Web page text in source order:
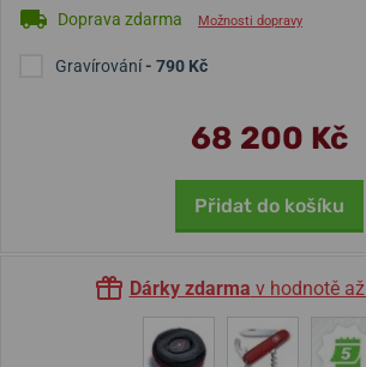
Doprava zdarma Možnosti dopravy
Gravírování- 790 Kč
68 200 Kč
Přidat do košíku
Dárky zdarma v hodnotě